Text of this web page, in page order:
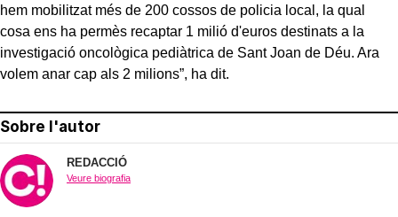
hem mobilitzat més de 200 cossos de policia local, la qual
cosa ens ha permès recaptar 1 milió d'euros destinats a la
investigació oncològica pediàtrica de Sant Joan de Déu. Ara
volem anar cap als 2 milions”, ha dit.
Sobre l'autor
REDACCIÓ
Veure biografia